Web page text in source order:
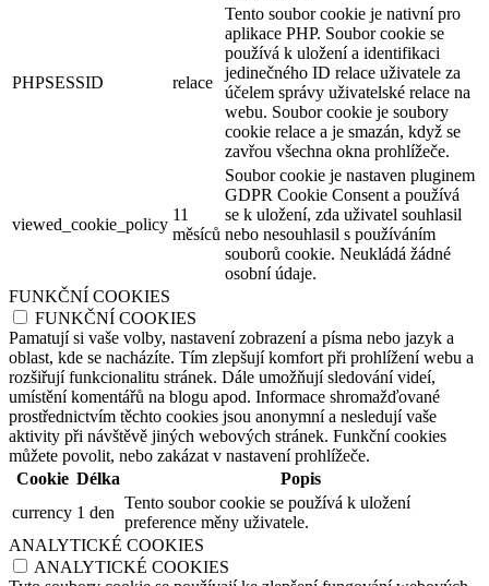
PHPSESSID relace
Tento soubor cookie je nativní pro
aplikace PHP. Soubor cookie se
používá k uložení a identifikaci
jedinečného ID relace uživatele za
účelem správy uživatelské relace na
webu. Soubor cookie je soubory
cookie relace a je smazán, když se
zavřou všechna okna prohlížeče.
viewed_cookie_policy
11
měsíců
Soubor cookie je nastaven pluginem
GDPR Cookie Consent a používá
se k uložení, zda uživatel souhlasil
nebo nesouhlasil s používáním
souborů cookie. Neukládá žádné
osobní údaje.
FUNKČNÍ COOKIES
FUNKČNÍ COOKIES
Pamatují si vaše volby, nastavení zobrazení a písma nebo jazyk a
oblast, kde se nacházíte. Tím zlepšují komfort při prohlížení webu a
rozšiřují funkcionalitu stránek. Dále umožňují sledování videí,
umístění komentářů na blogu apod. Informace shromažďované
prostřednictvím těchto cookies jsou anonymní a nesledují vaše
aktivity při návštěvě jiných webových stránek. Funkční cookies
můžete povolit, nebo zakázat v nastavení prohlížeče.
Cookie Délka
Popis
currency 1 den
Tento soubor cookie se používá k uložení
preference měny uživatele.
ANALYTICKÉ COOKIES
ANALYTICKÉ COOKIES